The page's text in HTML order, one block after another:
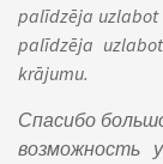
palīdzēja
palīdzēja
krājumu.
Спасибо
возможность